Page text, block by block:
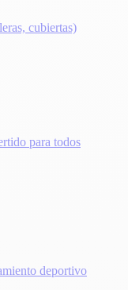
cubiertas)
para todos
deportivo